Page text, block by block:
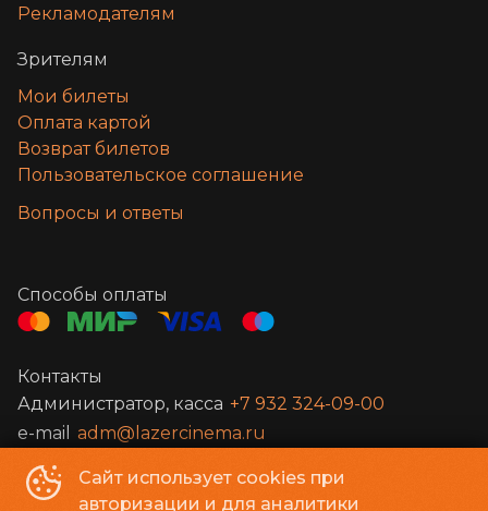
Сайт использует cookies при
авторизации и для аналитики
Рекламодателям
Зрителям
Мои билеты
Оплата картой
Возврат билетов
Пользовательское соглашение
Вопросы и ответы
Способы оплаты
Контакты
Администратор, касса +7 932 324-09-00
e-mail adm@lazercinema.ru
Кинотеатр «ЛазерСинема» ©2016-2026